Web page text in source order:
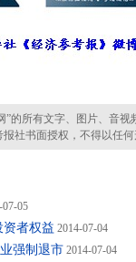
所有文字、图片、音视
社书面授权，不得以任
07-05
者权益 2014-07-04
强制退市 2014-07-04